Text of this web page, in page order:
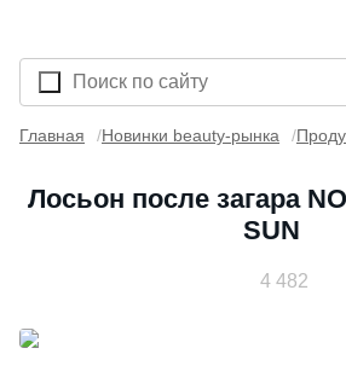
Главная Новинки beauty-рынка
Лосьон после загара
SUN
4 482